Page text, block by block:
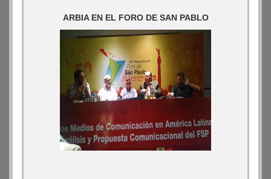
ARBIA EN EL FORO DE SAN PABLO